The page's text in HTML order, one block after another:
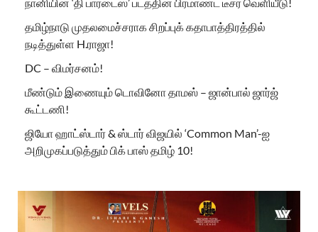
தமிழ்நாடு முதலமைச்சராக சிறப்புக் கதாபாத்திரத்தில்
நடித்துள்ள H.ராஜா!
DC – விமர்சனம்!
மீண்டும் இணையும் டொவினோ தாமஸ் – ஜான்பால் ஜார்ஜ்
கூட்டணி!
ஜியோ ஹாட்ஸ்டார் & ஸ்டார் விஜயில் ‘Common Man’-ஐ
அறிமுகப்படுத்தும் பிக் பாஸ் தமிழ் 10!